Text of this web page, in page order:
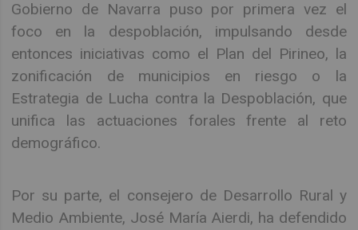
Gobierno de Navarra puso por primera vez el
foco en la despoblación, impulsando desde
entonces iniciativas como el Plan del Pirineo, la
zonificación de municipios en riesgo o la
Estrategia de Lucha contra la Despoblación, que
unifica las actuaciones forales frente al reto
demográfico.
Por su parte, el consejero de Desarrollo Rural y
Medio Ambiente, José María Aierdi, ha defendido